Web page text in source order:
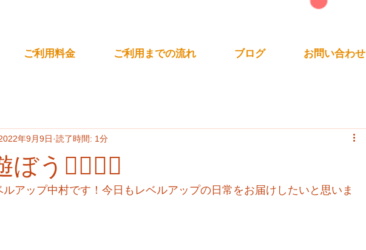
ご利用料金 ご利用までの流れ ブログ お問い合わせ
う🏃‍♂️🏃‍♀️
年9月9日 読了時間: 1分
ルアップ中村です！今日もレベルアップの日常をお届けしたいと思いま